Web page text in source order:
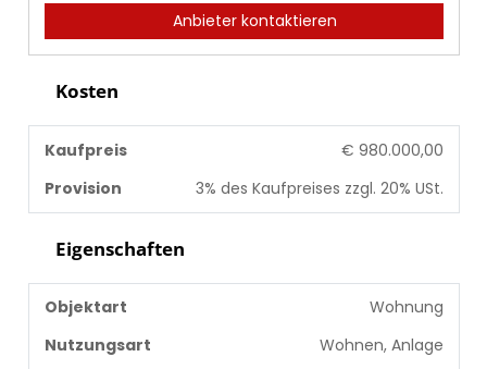
Anbieter kontaktieren
Kosten
Kaufpreis
€ 980.000,00
Provision
3% des Kaufpreises zzgl. 20% USt.
Eigenschaften
Objektart
Wohnung
Nutzungsart
Wohnen, Anlage